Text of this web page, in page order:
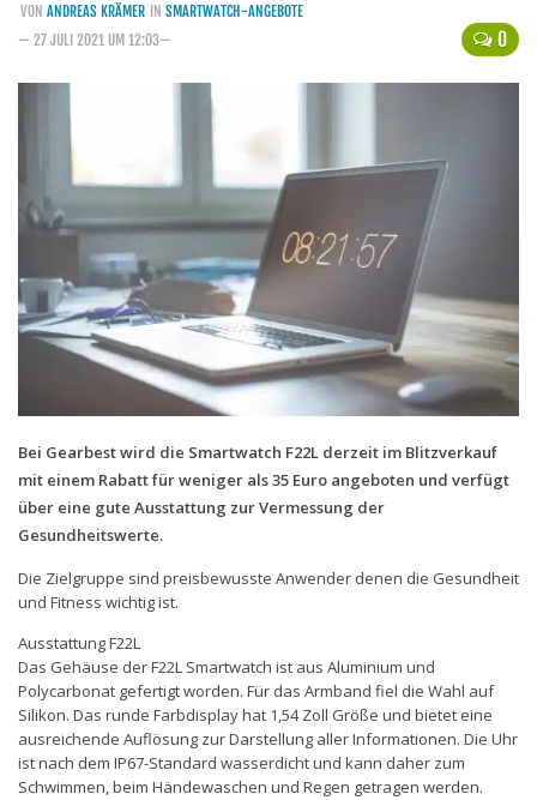
Marken und Modelle
Handytarife
Smartphonetarife
Datentarife
Smartphonetarife
Prepaid-Tarife
Datentarife
Flatrate-Prepaidtarife
Mobilfunk-Vergleichsrechner
Mobilfunk-Tarifrechner
Flatrate-Datentarife
0
VON ANDREAS KRÄMER IN SMARTWATCH-ANGEBOTE
— 27 JULI 2021 UM 12:03—
Bei Gearbest wird die Smartwatch F22L derzeit im Blitzverkauf
mit einem Rabatt für weniger als 35 Euro angeboten und verfügt
über eine gute Ausstattung zur Vermessung der
Gesundheitswerte.
Die Zielgruppe sind preisbewusste Anwender denen die Gesundheit
und Fitness wichtig ist.
Ausstattung F22L
Das Gehäuse der F22L Smartwatch ist aus Aluminium und
Polycarbonat gefertigt worden. Für das Armband fiel die Wahl auf
Silikon. Das runde Farbdisplay hat 1,54 Zoll Größe und bietet eine
ausreichende Auflösung zur Darstellung aller Informationen. Die Uhr
ist nach dem IP67-Standard wasserdicht und kann daher zum
Schwimmen, beim Händewaschen und Regen getragen werden.